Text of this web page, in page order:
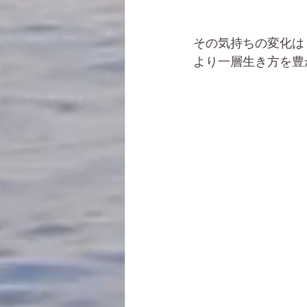
その気持ちの変化は
より一層生き方を